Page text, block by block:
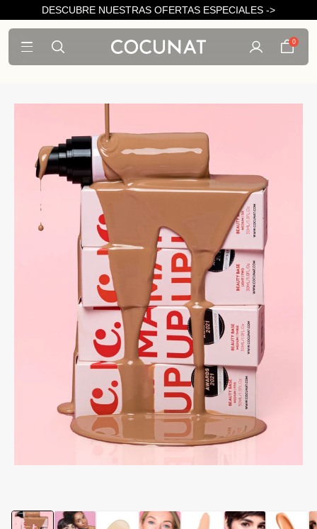
DESCUBRE NUESTRAS OFERTAS ESPECIALES ->
0